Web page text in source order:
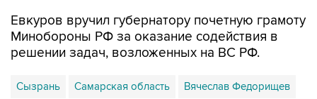
Евкуров вручил губернатору почетную грамоту
Минобороны РФ за оказание содействия в
решении задач, возложенных на ВС РФ.
Сызрань Самарская область Вячеслав Федорищев